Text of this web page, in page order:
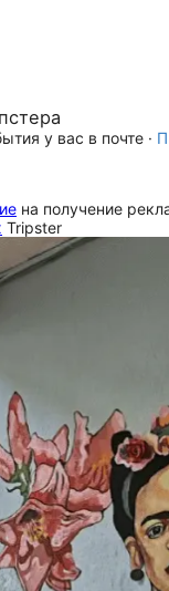
у вас в почте ·
на получение
Tripster